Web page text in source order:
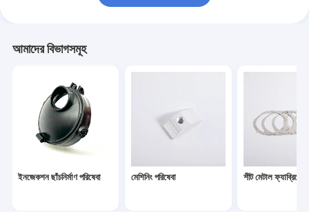
আমাদের বিভাগসমূহ
ইনজেকশন ছাঁচনির্মাণ পরিষেবা মেশিনিং পরিষেবা শীট মেটাল